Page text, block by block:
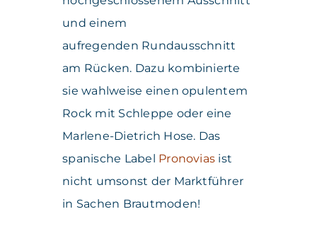
und einem
aufregenden Rundausschnitt
am Rücken. Dazu kombinierte
sie wahlweise einen opulentem
Rock mit Schleppe oder eine
Marlene-Dietrich Hose. Das
spanische Label Pronovias ist
nicht umsonst der Marktführer
in Sachen Brautmoden!